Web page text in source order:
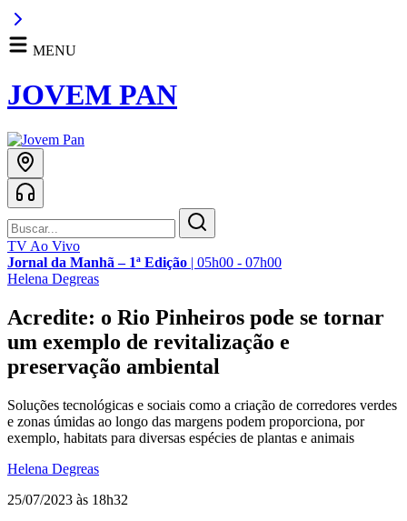
MENU
JOVEM PAN
TV Ao Vivo
Jornal da Manhã – 1ª Edição | 05h00 - 07h00
Helena Degreas
Acredite: o Rio Pinheiros pode se tornar
um exemplo de revitalização e
preservação ambiental
Soluções tecnológicas e sociais como a criação de corredores verdes
e zonas úmidas ao longo das margens podem proporciona, por
exemplo, habitats para diversas espécies de plantas e animais
Helena Degreas
25/07/2023 às 18h32